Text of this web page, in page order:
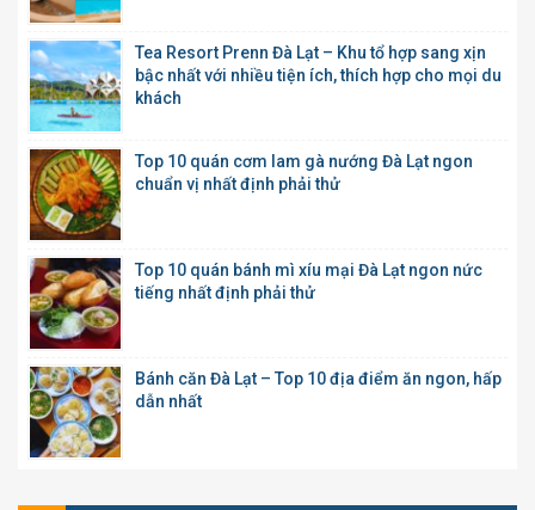
Tea Resort Prenn Đà Lạt – Khu tổ hợp sang xịn
bậc nhất với nhiều tiện ích, thích hợp cho mọi du
khách
Top 10 quán cơm lam gà nướng Đà Lạt ngon
chuẩn vị nhất định phải thử
Top 10 quán bánh mì xíu mại Đà Lạt ngon nức
tiếng nhất định phải thử
Bánh căn Đà Lạt – Top 10 địa điểm ăn ngon, hấp
dẫn nhất